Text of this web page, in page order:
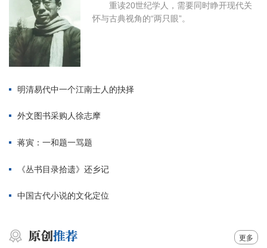
重读20世纪学人，需要同时睁开现代关
怀与古典视角的“两只眼”。
明清易代中一个江南士人的抉择
外文图书采购人徐志摩
蒋寅：一和题一骂题
《丛书目录拾遗》还乡记
中国古代小说的文化定位
更多